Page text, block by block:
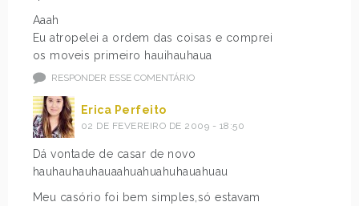
Aaah
Eu atropelei a ordem das coisas e comprei
os moveis primeiro hauihauhaua
RESPONDER ESSE COMENTÁRIO
Erica Perfeito
02 DE FEVEREIRO DE 2009 - 18:50
Dá vontade de casar de novo
hauhauhauhauaahuahuahuhauahuau
Meu casório foi bem simples,só estavam